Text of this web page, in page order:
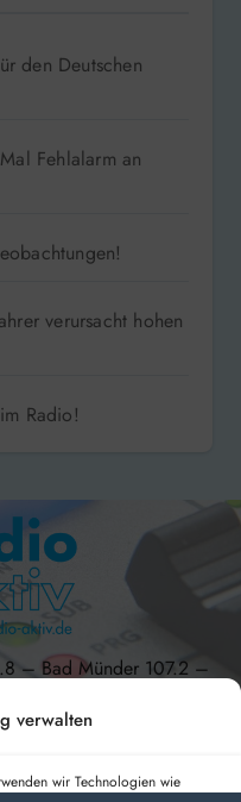
verwalten
wir Technologien wie
den Deutschen
Fehlalarm an
verursacht hohen
– Bad Münder 107.2 –